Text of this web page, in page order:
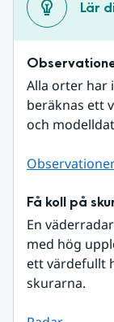
Lär
Alla orter har
beräknas ett
och
Få koll på
En
med hög
ett värdefullt
skurarna.